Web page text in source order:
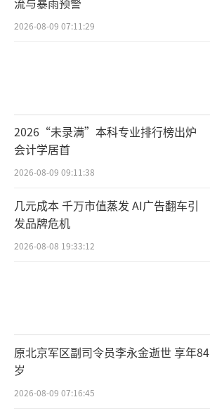
2026-08-09 07:11:29
2026“未录满”本科专业排行榜出炉
会计学居首
2026-08-09 09:11:38
几元成本 千万市值蒸发 AI广告翻车引
发品牌危机
2026-08-08 19:33:12
原北京军区副司令员李永金逝世 享年84
岁
2026-08-09 07:16:45